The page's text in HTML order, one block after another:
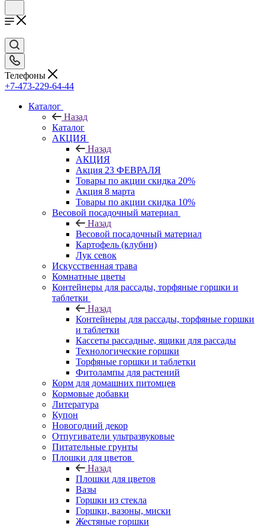
Телефоны
+7-473-229-64-44
Каталог
Назад
Каталог
АКЦИЯ
Назад
АКЦИЯ
Акция 23 ФЕВРАЛЯ
Товары по акции скидка 20%
Акция 8 марта
Товары по акции скидка 10%
Весовой посадочный материал
Назад
Весовой посадочный материал
Картофель (клубни)
Лук севок
Искусственная трава
Комнатные цветы
Контейнеры для рассады, торфяные горшки и
таблетки
Назад
Контейнеры для рассады, торфяные горшки
и таблетки
Кассеты рассадные, ящики для рассады
Технологические горшки
Торфяные горшки и таблетки
Фитолампы для растений
Корм для домашних питомцев
Кормовые добавки
Литература
Купон
Новогодний декор
Отпугиватели ультразвуковые
Питательные грунты
Плошки для цветов
Назад
Плошки для цветов
Вазы
Горшки из стекла
Горшки, вазоны, миски
Жестяные горшки